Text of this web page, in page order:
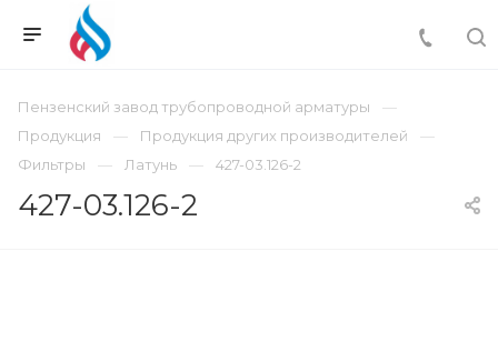
Пензенский завод трубопроводной арматуры
Продукция
Продукция других производителей
Фильтры
Латунь 427-03.126-2
427-03.126-2